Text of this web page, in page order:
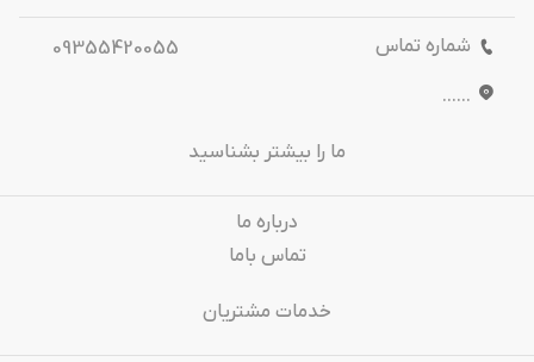
شماره تماس
09355420055
......
ما را بیشتر بشناسید
درباره‌ ما
تماس باما
خدمات مشتریان